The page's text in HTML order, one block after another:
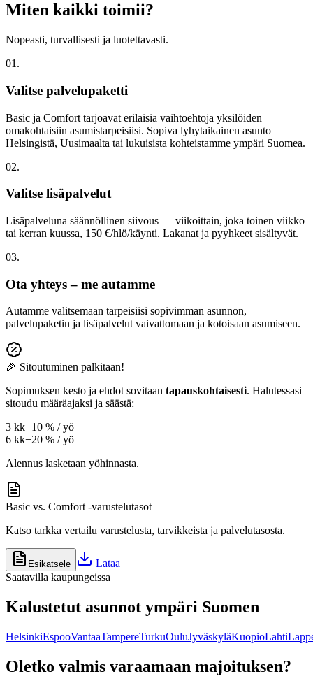
Miten kaikki toimii?
Nopeasti, turvallisesti ja luotettavasti.
01.
Valitse palvelupaketti
Basic ja Comfort tarjoavat erilaisia vaihtoehtoja yksilöiden
omakohtaisiin asumistarpeisiisi. Sopiva lyhytaikainen asunto
Helsingistä, Uusimaalta tai lukuisista kohteistamme ympäri Suomea.
02.
Valitse lisäpalvelut
Lisäpalveluna säännöllinen siivous — viikoittain, joka toinen viikko
tai kerran kuussa, 150 €/hlö/käynti. Lakanat ja pyyhkeet sisältyvät.
03.
Ota yhteys – me autamme
Autamme valitsemaan tarpeisiisi sopivimman asunnon,
palvelupaketin ja lisäpalvelut vaivattomaan ja kotoisaan asumiseen.
🎉 Sitoutuminen palkitaan!
Sopimuksen kesto ja ehdot sovitaan tapauskohtaisesti. Halutessasi
sitoudu määräajaksi ja säästä:
3 kk−10 % / yö
6 kk−20 % / yö
Alennus lasketaan yöhinnasta.
Basic vs. Comfort -varustelutasot
Katso tarkka vertailu varustelusta, tarvikkeista ja palvelutasosta.
Esikatsele
Lataa
Saatavilla kaupungeissa
Kalustetut asunnot ympäri Suomen
HelsinkiEspooVantaaTampereTurkuOuluJyväskyläKuopioLahti
Oletko valmis varaamaan majoituksen?